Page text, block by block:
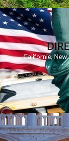
Californie,New